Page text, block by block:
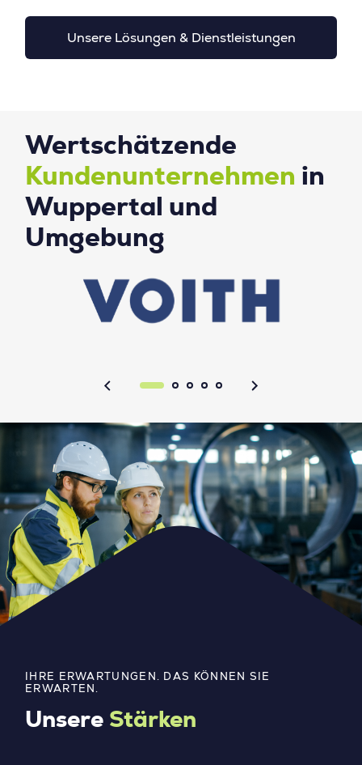
Unsere Lösungen & Dienstleistungen
Wertschätzende
Kundenunternehmen in
Wuppertal und
Umgebung
IHRE ERWARTUNGEN. DAS KÖNNEN SIE
ERWARTEN.
Unsere Stärken